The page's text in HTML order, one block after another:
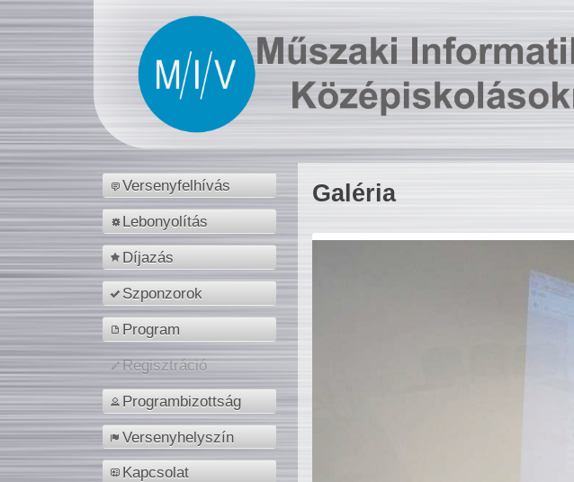
Versenyfelhívás
Lebonyolítás
Díjazás
Szponzorok
Program
Regisztráció
Programbizottság
Versenyhelyszín
Kapcsolat
Galéria